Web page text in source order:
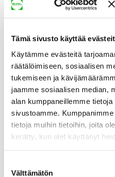
Tämä sivusto käyttää
Käytämme evästeitä
räätälöimiseen, sosiaalisen
tukemiseen ja
jaamme sosiaalisen median,
alan kumppaneillemme
sivustoamme.
tietoja muihin tietoihin, joita
kerätty, kun olet käyttänyt
valinta
Välttämätön